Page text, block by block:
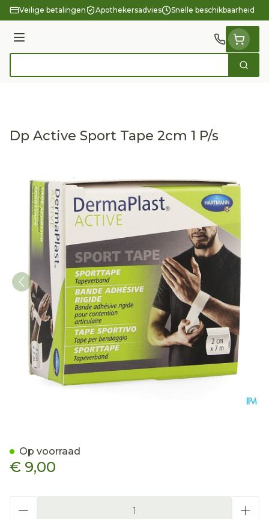
Ga naar de inhoud
Veilige betalingen Apothekersadvies Snelle beschikbaarheid
Menu
Zoek
Dp Active Sport Tape 2cm 1 P/s
€ 9,00
Op voorraad